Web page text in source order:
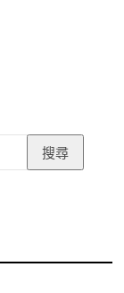
搜
搜尋